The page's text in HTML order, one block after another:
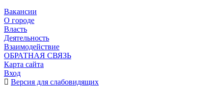
Вакансии
О городе
Власть
Деятельность
Взаимодействие
ОБРАТНАЯ СВЯЗЬ
Карта сайта
Вход
Версия для слабовидящих